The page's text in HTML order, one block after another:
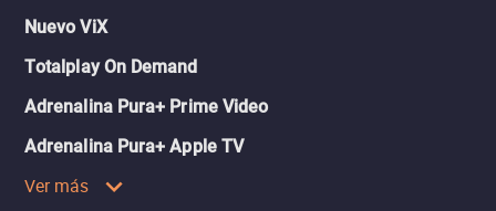
Nuevo ViX
Totalplay On Demand
Adrenalina Pura+ Prime Video
Adrenalina Pura+ Apple TV
Ver más